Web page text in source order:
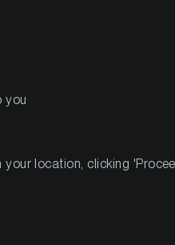
in tempo
you
location, clicking